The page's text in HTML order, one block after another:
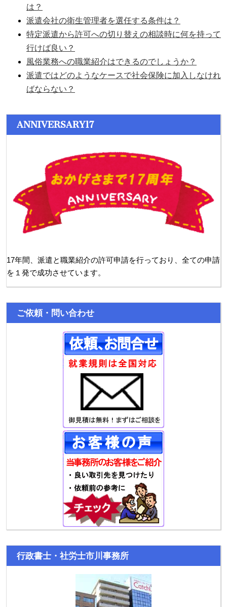
は？
派遣会社の衛生管理者を選任する条件は？
特定派遣から許可への切り替えの相談時に何を持って
行けば良い？
風俗業務への職業紹介はできるのでしょうか？
派遣ではどのようなケースで社会保険に加入しなけれ
ばならない？
ANNIVERSARY17
17年間、派遣と職業紹介の許可申請を行っており、全ての申請
を１発で成功させています。
ご依頼・問い合わせ
行政書士・社労士市川事務所